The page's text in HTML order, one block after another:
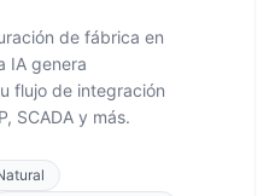
de fábrica en
IA genera
flujo de integración
SCADA y más.